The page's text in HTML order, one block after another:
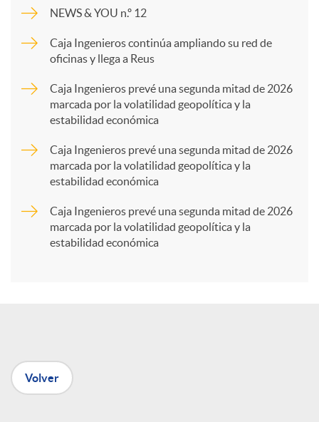
p
a
n
NEWS & YOU n.º 12
Caja Ingenieros continúa ampliando su red de
oficinas y llega a Reus
Caja Ingenieros prevé una segunda mitad de 2026
marcada por la volatilidad geopolítica y la
estabilidad económica
Caja Ingenieros prevé una segunda mitad de 2026
marcada por la volatilidad geopolítica y la
estabilidad económica
Caja Ingenieros prevé una segunda mitad de 2026
marcada por la volatilidad geopolítica y la
estabilidad económica
Volver